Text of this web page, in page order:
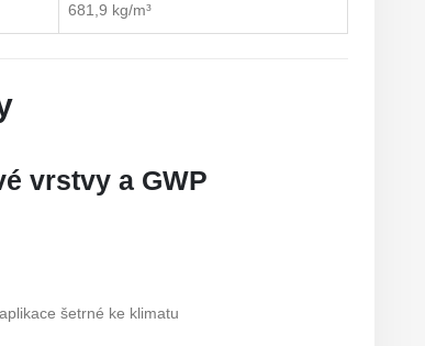
681,9 kg/m³
vrstvy a GWP
šetrné ke klimatu